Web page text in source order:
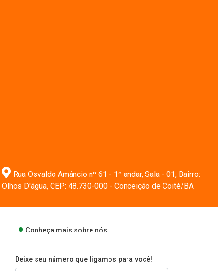
Rua Osvaldo Amâncio nº 61 - 1º andar, Sala - 01, Bairro:
Olhos D'água, CEP: 48.730-000 - Conceição de Coité/BA
Conheça mais sobre nós
Deixe seu número que ligamos para você!